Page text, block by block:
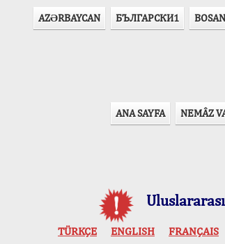
AZӘRBAYCAN БЪЛГАРСКИ1
ANA SAYFA NEMÂZ
TÜRKÇE ENGLISH FRANÇAIS